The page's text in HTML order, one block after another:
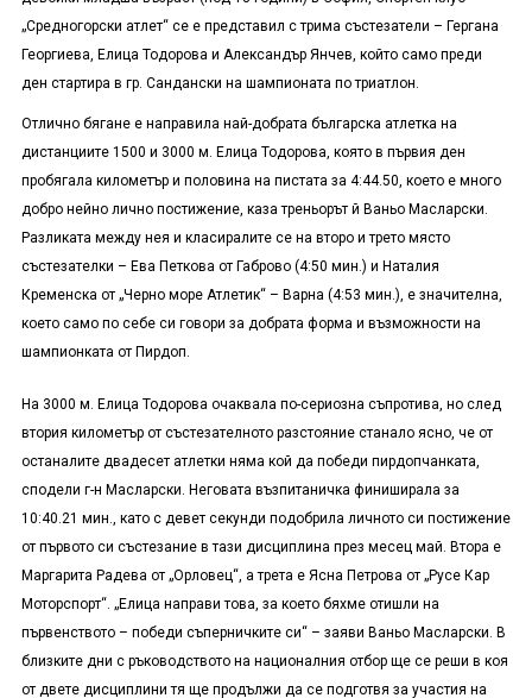
„Средногорски атлет“ се е представил с трима състезатели – Гергана
Георгиева, Елица Тодорова и Александър Янчев, който само преди
ден стартира в гр. Сандански на шампионата по триатлон.
Отлично бягане е направила най-добрата българска атлетка на
дистанциите 1500 и 3000 м. Елица Тодорова, която в първия ден
пробягала километър и половина на пистата за 4:44.50, което е много
добро нейно лично постижение, каза треньорът й Ваньо Масларски.
Разликата между нея и класиралите се на второ и трето място
състезателки – Ева Петкова от Габрово (4:50 мин.) и Наталия
Кременска от „Черно море Атлетик“ – Варна (4:53 мин.), е значителна,
което само по себе си говори за добрата форма и възможности на
шампионката от Пирдоп.
На 3000 м. Елица Тодорова очаквала по-сериозна съпротива, но след
втория километър от състезателното разстояние станало ясно, че от
останалите двадесет атлетки няма кой да победи пирдопчанката,
сподели г-н Масларски. Неговата възпитаничка финиширала за
10:40.21 мин., като с девет секунди подобрила личното си постижение
от първото си състезание в тази дисциплина през месец май. Втора е
Маргарита Радева от „Орловец“, а трета е Ясна Петрова от „Русе Кар
Моторспорт“. „Елица направи това, за което бяхме отишли на
първенството – победи съперничките си“ – заяви Ваньо Масларски. В
близките дни с ръководството на националния отбор ще се реши в коя
от двете дисциплини тя ще продължи да се подготвя за участия на